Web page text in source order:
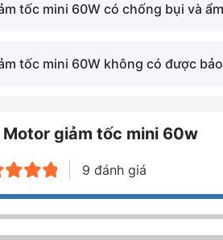
tạo của motor
mini 60W có cấu trúc đơn giản
điện 1 pha/Động cơ điện 3 pha:
tốc mini 60W có chống bụi và
tốc mini 60W không có được
giảm tốc mini 60w
xếp
5.05
9 đánh giá